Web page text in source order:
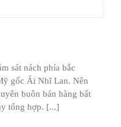
sát nách phía bắc
gốc Ái Nhĩ Lan. Nên
buôn bán hàng bất
tổng hợp. [...]